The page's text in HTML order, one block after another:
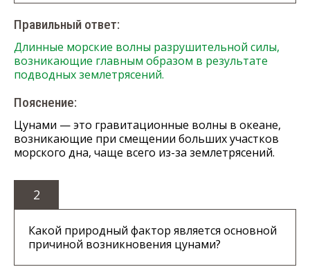
Правильный ответ:
Длинные морские волны разрушительной силы,
возникающие главным образом в результате
подводных землетрясений.
Пояснение:
Цунами — это гравитационные волны в океане,
возникающие при смещении больших участков
морского дна, чаще всего из-за землетрясений.
2
Какой природный фактор является основной
причиной возникновения цунами?